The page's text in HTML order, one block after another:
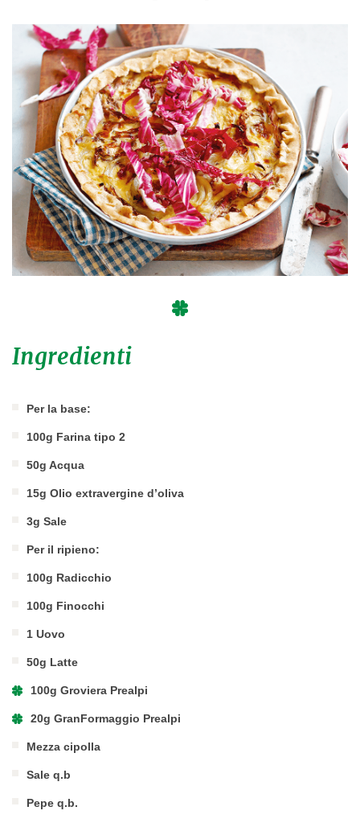
Ingredienti
Per la base:
100g Farina tipo 2
50g Acqua
15g Olio extravergine d’oliva
3g Sale
Per il ripieno:
100g Radicchio
100g Finocchi
1 Uovo
50g Latte
100g Groviera Prealpi
20g GranFormaggio Prealpi
Mezza cipolla
Sale q.b
Pepe q.b.